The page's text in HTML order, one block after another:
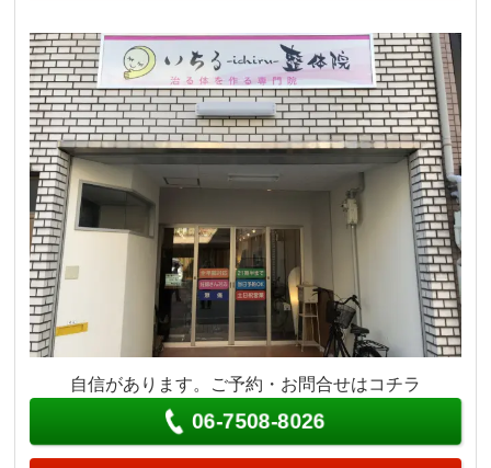
自信があります。ご予約・お問合せはコチラ
06-7508-8026